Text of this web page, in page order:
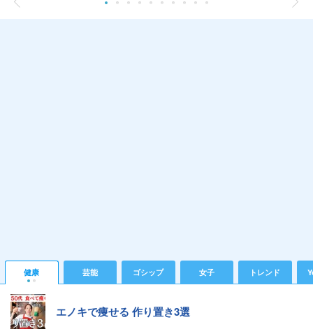
健康 芸能 ゴシップ 女子 トレンド
エノキで痩せる 作り置き3選